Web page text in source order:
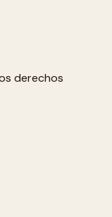
derechos